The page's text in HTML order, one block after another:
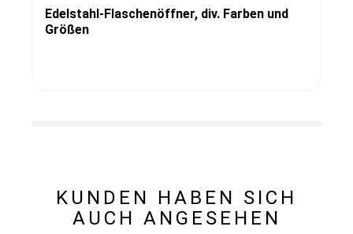
Edelstahl-Flaschenöffner, div. Farben und
Größen
KUNDEN HABEN SICH
AUCH ANGESEHEN